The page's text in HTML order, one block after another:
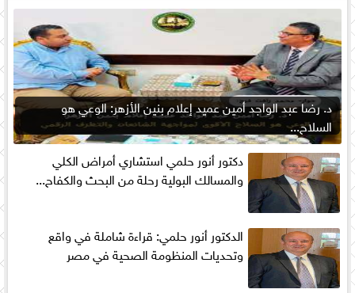
د. رضا عبد الواجد أمين عميد إعلام بنين الأزهر: الوعي هو
السلاح...
دكتور أنور حلمي استشاري أمراض الكلي
والمسالك البولية رحلة من البحث والكفاح...
الدكتور أنور حلمي: قراءة شاملة في واقع
وتحديات المنظومة الصحية في مصر